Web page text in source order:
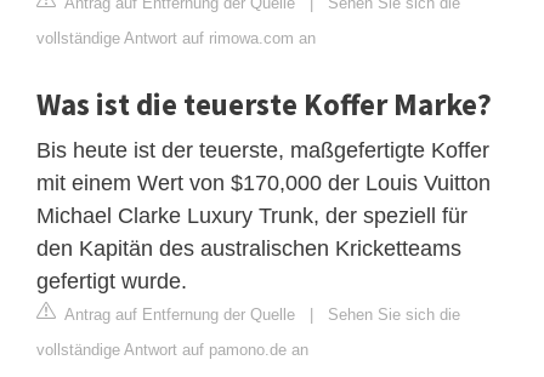
vollständige Antwort auf rimowa.com an
Was ist die teuerste Koffer Marke?
Bis heute ist der teuerste, maßgefertigte Koffer
mit einem Wert von $170,000 der Louis Vuitton
Michael Clarke Luxury Trunk, der speziell für
den Kapitän des australischen Kricketteams
gefertigt wurde.
Antrag auf Entfernung der Quelle | Sehen Sie sich die
vollständige Antwort auf pamono.de an